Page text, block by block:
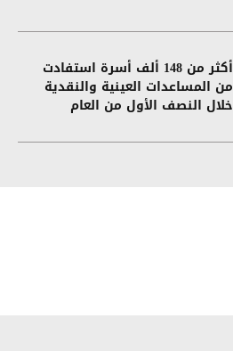
أكثر من 148 ألف أسرة استفادت
من المساعدات العينية والنقدية
خلال النصف الأول من العام